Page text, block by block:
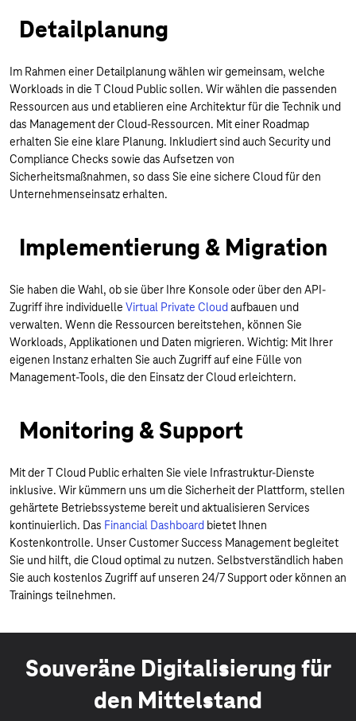
Detailplanung
Im Rahmen einer Detailplanung wählen wir gemeinsam, welche
Workloads in die T Cloud Public sollen. Wir wählen die passenden
Ressourcen aus und etablieren eine Architektur für die Technik und
das Management der Cloud-Ressourcen. Mit einer Roadmap
erhalten Sie eine klare Planung. Inkludiert sind auch Security und
Compliance Checks sowie das Aufsetzen von
Sicherheitsmaßnahmen, so dass Sie eine sichere Cloud für den
Unternehmenseinsatz erhalten.
Implementierung & Migration
Sie haben die Wahl, ob sie über Ihre Konsole oder über den API-
Zugriff ihre individuelle Virtual Private Cloudaufbauen und
verwalten. Wenn die Ressourcen bereitstehen, können Sie
Workloads, Applikationen und Daten migrieren. Wichtig: Mit Ihrer
eigenen Instanz erhalten Sie auch Zugriff auf eine Fülle von
Management-Tools, die den Einsatz der Cloud erleichtern.
Monitoring & Support
Mit der T Cloud Public erhalten Sie viele Infrastruktur-Dienste
inklusive. Wir kümmern uns um die Sicherheit der Plattform, stellen
gehärtete Betriebssysteme bereit und aktualisieren Services
kontinuierlich. Das Financial Dashboard bietet Ihnen
Kostenkontrolle. Unser Customer Success Management begleitet
Sie und hilft, die Cloud optimal zu nutzen. Selbstverständlich haben
Sie auch kostenlos Zugriff auf unseren 24/7 Support oder können an
Trainings teilnehmen.
Souveräne Digitalisierung für
den Mittelstand